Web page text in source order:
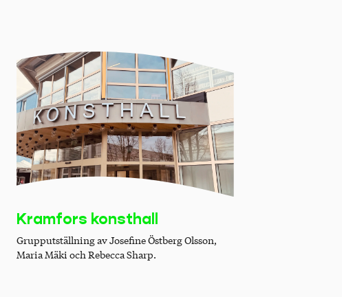
Kramfors konsthall
Grupputställning av Josefine Östberg Olsson,
Maria Mäki och Rebecca Sharp.